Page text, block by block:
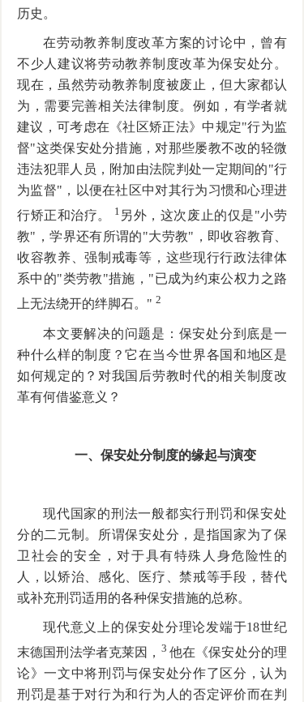
历史。
在劳动教养制度改革方案的讨论中，曾有
不少人建议将劳动教养制度改革为保安处分。
现在，虽然劳动教养制度被废止，但大家都认
为，需要完善相关法律制度。例如，有学者就
建议，可考虑在《社区矫正法》中规定"行为监
督"这类保安处分措施，对那些屡教不改的轻微
违法犯罪人员，附加由法院判处一定期间的"行
为监督"，以便在社区中对其行为习惯和心理进
行矫正和治疗。
1 另外，这次废止的仅是"小劳
教"，学界还有所谓的"大劳教"，即收容教育、
收容教养、强制戒毒等，这些现行行政法律体
系中的"类劳教"措施，"已成为约束公权力之路
上无法绕开的绊脚石。" 2
本文要解决的问题是：保安处分到底是一
种什么样的制度？它在当今世界各国和地区是
如何规定的？对我国后劳教时代的相关制度改
革有何借鉴意义？
一、保安处分制度的缘起与演变
现代国家的刑法一般都实行刑罚和保安处
分的二元制。所谓保安处分，是指国家为了保
卫社会的安全，对于具有特殊人身危险性的
人，以矫治、感化、医疗、禁戒等手段，替代
或补充刑罚适用的各种保安措施的总称。
现代意义上的保安处分理论发端于18世纪
末德国刑法学者克莱因， 3 他在《保安处分的理
论》一文中将刑罚与保安处分作了区分，认为
刑罚是基于对行为和行为人的否定评价而在判